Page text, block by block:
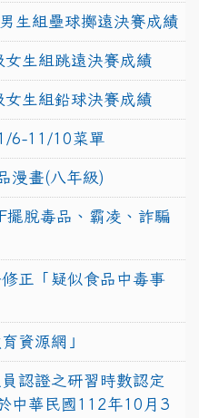
生組壘球擲遠決賽成績
生組跳遠決賽成績
生組鉛球決賽成績
6-11/10菜單
漫畫(八年級)
擺脫毒品、霸凌、詐騙
正「疑似食品中毒事
資源網」
認證之研習時數認定
中華民國112年10月3